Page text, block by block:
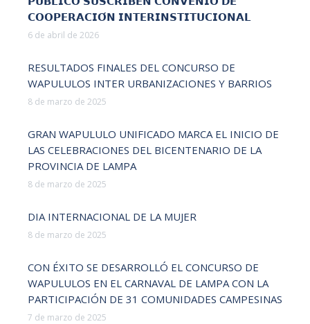
𝗖𝗢𝗢𝗣𝗘𝗥𝗔𝗖𝗜𝗢́𝗡 𝗜𝗡𝗧𝗘𝗥𝗜𝗡𝗦𝗧𝗜𝗧𝗨𝗖𝗜𝗢𝗡𝗔𝗟
6 de abril de 2026
RESULTADOS FINALES DEL CONCURSO DE
WAPULULOS INTER URBANIZACIONES Y BARRIOS
8 de marzo de 2025
GRAN WAPULULO UNIFICADO MARCA EL INICIO DE
LAS CELEBRACIONES DEL BICENTENARIO DE LA
PROVINCIA DE LAMPA
8 de marzo de 2025
DIA INTERNACIONAL DE LA MUJER
8 de marzo de 2025
CON ÉXITO SE DESARROLLÓ EL CONCURSO DE
WAPULULOS EN EL CARNAVAL DE LAMPA CON LA
PARTICIPACIÓN DE 31 COMUNIDADES CAMPESINAS
7 de marzo de 2025